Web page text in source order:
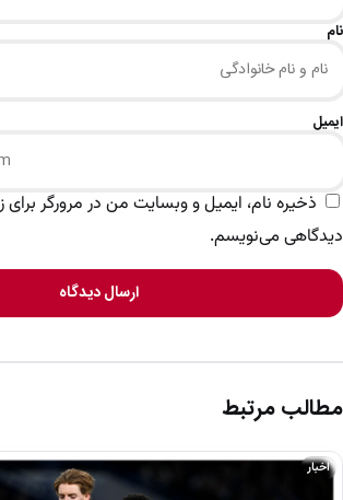
نام
ایمیل
ذخیره نام، ایمیل و وبسایت من در مرورگر برای
دیدگاهی می‌نویسم.
ارسال دیدگاه
مطالب مرتبط
اخبار